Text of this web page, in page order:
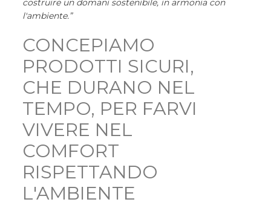
costruire un domani sostenibile, in armonia con
l'ambiente.”
CONCEPIAMO
PRODOTTI SICURI,
CHE DURANO NEL
TEMPO, PER FARVI
VIVERE NEL
COMFORT
RISPETTANDO
L'AMBIENTE